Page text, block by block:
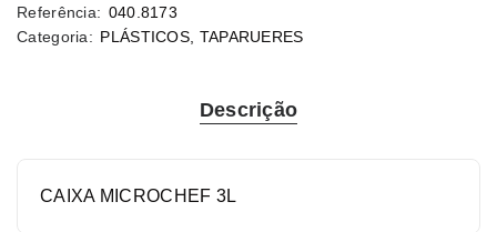
Referência: 040.8173
Categoria: PLÁSTICOS TAPARUERES
Descrição
CAIXA MICROCHEF 3L